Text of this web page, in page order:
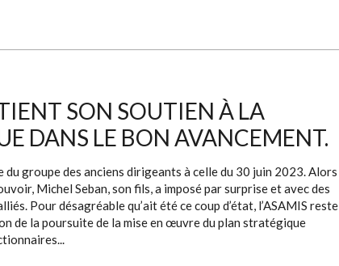
SON SOUTIEN À LA
DANS LE BON AVANCEMENT.
du groupe des anciens dirigeants à celle du 30 juin 2023. Alors
Michel Seban, son fils, a imposé par surprise et avec des
Pour désagréable qu’ait été ce coup d’état, l’ASAMIS reste
de la poursuite de la mise en œuvre du plan stratégique